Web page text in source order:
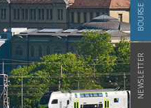
NEWSLETTER